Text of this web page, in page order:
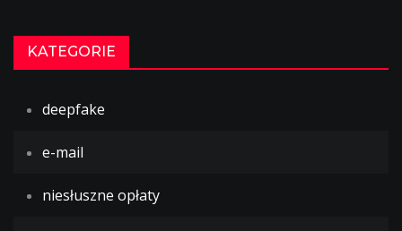
KATEGORIE
deepfake
e-mail
niesłuszne opłaty